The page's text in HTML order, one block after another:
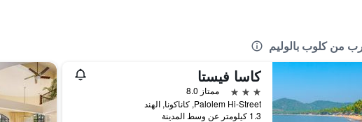
من كلوب بالوليم
كاسا فيستا
3 نجوم
ممتاز 8.0
Palolem Hi-Street, كاناكونا, الهند
1.3 كيلومتر عن وسط المدينة